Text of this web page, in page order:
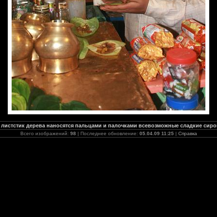
дерева наносятся пальцами и палочками всевозможные сладкие
Всего изображений: 98 | Последнее обновление: 05.04.09 11:25| Справка